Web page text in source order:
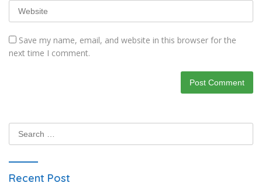
Save my name, email, and website in this browser for the
next time I comment.
Search
for:
Recent Post